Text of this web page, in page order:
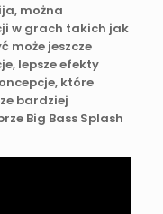
można
w grach takich jak
może jeszcze
lepsze efekty
które
bardziej
Big Bass Splash